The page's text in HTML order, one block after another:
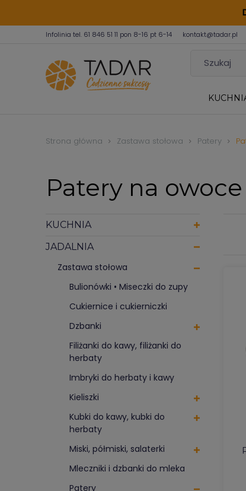
Infolinia tel. 61 846 51 11 pon 8-16 pt 6-14 kontakt@tadar.pl
Strona główna Zastawa stołowa Patery
Patery na owoce
KUCHNIA
JADALNIA
Zastawa stołowa
Bulionówki • Miseczki do zupy
Cukiernice i cukierniczki
Dzbanki
Filiżanki do kawy, filiżanki do
herbaty
Imbryki do herbaty i kawy
Kieliszki
Kubki do kawy, kubki do
herbaty
Miski, półmiski, salaterki
Mleczniki i dzbanki do mleka
Patery